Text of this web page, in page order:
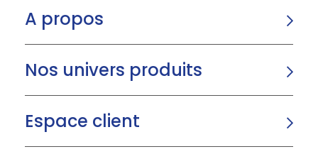
A propos
Nos univers produits
Espace client